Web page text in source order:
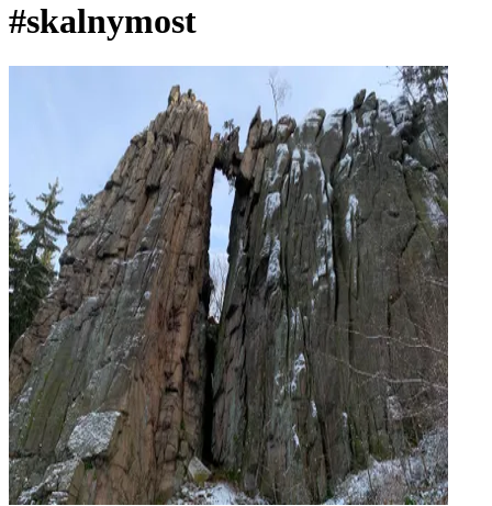
#skalnymost